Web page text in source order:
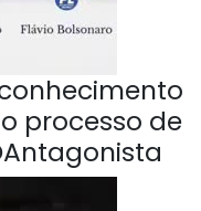
processo de